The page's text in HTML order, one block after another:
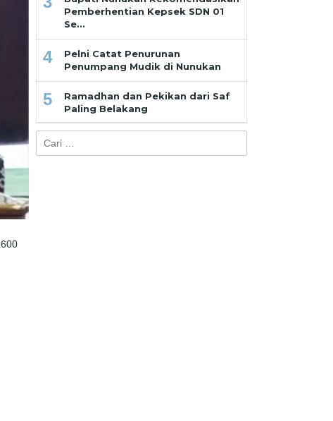
Pemberhentian Kepsek SDN 01
Se…
4
Pelni Catat Penurunan
Penumpang Mudik di Nunukan
5
Ramadhan dan Pekikan dari Saf
Paling Belakang
untuk: